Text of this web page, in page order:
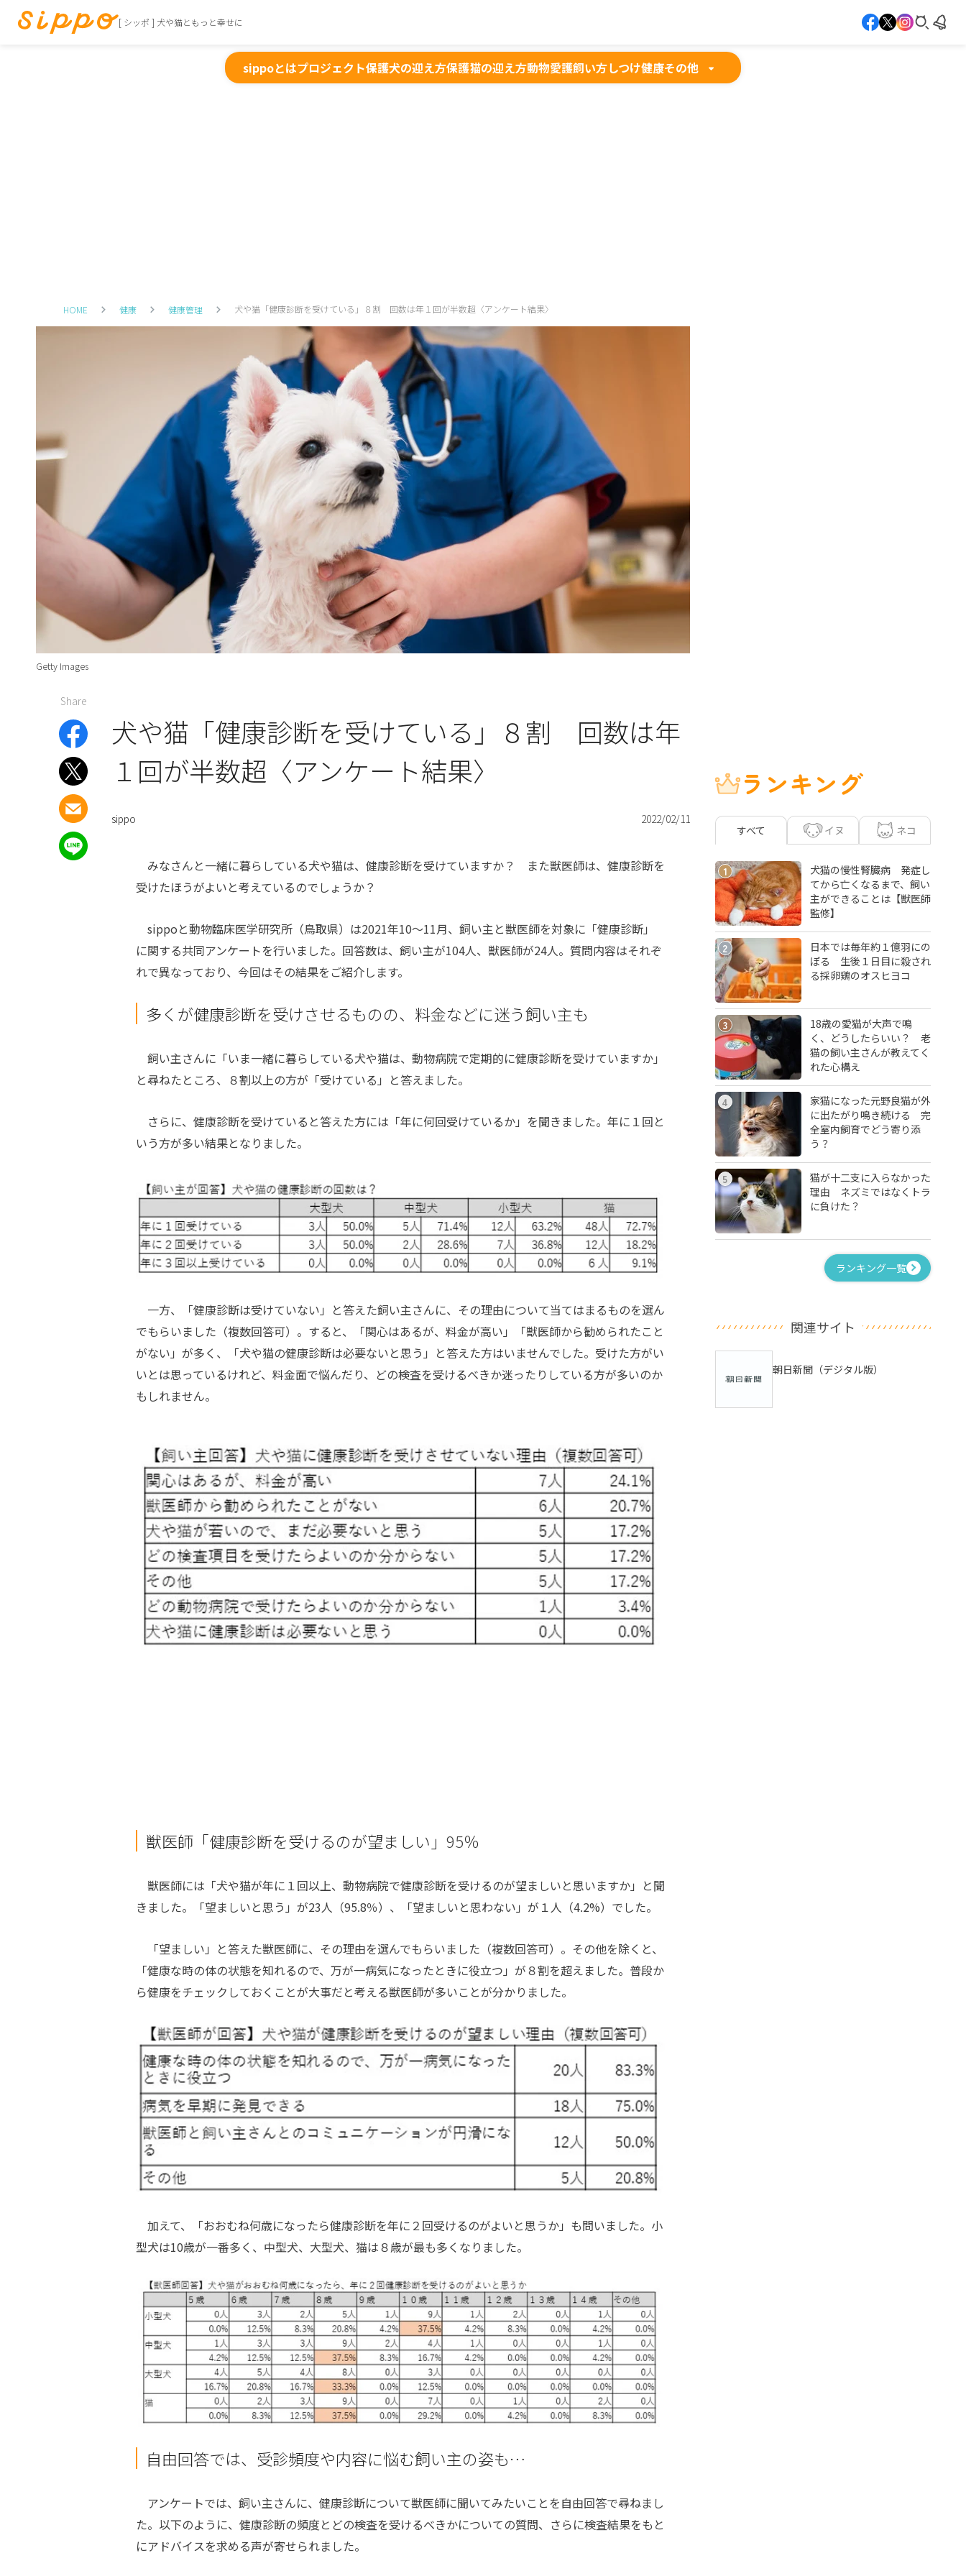
[ シッポ ] 犬や猫ともっと幸せに
sippoとはプロジェクト保護犬の迎え方保護猫の迎え方動物愛護飼い方しつけ健康その他
HOME 健康 健康管理 犬や猫「健康診断を受けている」８割 回数は年１回が半数超〈アンケート結果〉
Getty Images
Share
犬や猫「健康診断を受けている」８割 回数は年
１回が半数超〈アンケート結果〉
sippo 2022/02/11
みなさんと一緒に暮らしている犬や猫は、健康診断を受けていますか？ また獣医師は、健康診断を
受けたほうがよいと考えているのでしょうか？
sippoと動物臨床医学研究所（鳥取県）は2021年10～11月、飼い主と獣医師を対象に「健康診断」
に関する共同アンケートを行いました。回答数は、飼い主が104人、獣医師が24人。質問内容はそれぞ
れで異なっており、今回はその結果をご紹介します。
多くが健康診断を受けさせるものの、料金などに迷う飼い主も
飼い主さんに「いま一緒に暮らしている犬や猫は、動物病院で定期的に健康診断を受けていますか」
と尋ねたところ、８割以上の方が「受けている」と答えました。
さらに、健康診断を受けていると答えた方には「年に何回受けているか」を聞きました。年に１回と
いう方が多い結果となりました。
一方、「健康診断は受けていない」と答えた飼い主さんに、その理由について当てはまるものを選ん
でもらいました（複数回答可）。すると、「関心はあるが、料金が高い」「獣医師から勧められたこと
がない」が多く、「犬や猫の健康診断は必要ないと思う」と答えた方はいませんでした。受けた方がい
いとは思っているけれど、料金面で悩んだり、どの検査を受けるべきか迷ったりしている方が多いのか
もしれません。
獣医師「健康診断を受けるのが望ましい」 95％
獣医師には「犬や猫が年に１回以上、動物病院で健康診断を受けるのが望ましいと思いますか」と聞
きました。「望ましいと思う」が23人（95.8％）、「望ましいと思わない」が１人（4.2%）でした。
「望ましい」と答えた獣医師に、その理由を選んでもらいました（複数回答可）。その他を除くと、
「健康な時の体の状態を知れるので、万が一病気になったときに役立つ」が８割を超えました。普段か
ら健康をチェックしておくことが大事だと考える獣医師が多いことが分かりました。
加えて、「おおむね何歳になったら健康診断を年に２回受けるのがよいと思うか」も問いました。小
型犬は10歳が一番多く、中型犬、大型犬、猫は８歳が最も多くなりました。
自由回答では、受診頻度や内容に悩む飼い主の姿も…
アンケートでは、飼い主さんに、健康診断について獣医師に聞いてみたいことを自由回答で尋ねまし
た。以下のように、健康診断の頻度とどの検査を受けるべきかについての質問、さらに検査結果をもと
にアドバイスを求める声が寄せられました。
ランキング
すべて イヌ ネコ
1
犬猫の慢性腎臓病 発症し
てから亡くなるまで、飼い
主ができることは【獣医師
監修】
2
日本では毎年約１億羽にの
ぼる 生後１日目に殺され
る採卵鶏のオスヒヨコ
3
18歳の愛猫が大声で鳴
く、どうしたらいい？ 老
猫の飼い主さんが教えてく
れた心構え
4
家猫になった元野良猫が外
に出たがり鳴き続ける 完
全室内飼育でどう寄り添
う？
5
猫が十二支に入らなかった
理由 ネズミではなくトラ
に負けた？
ランキング一覧
関連サイト
朝日新聞（デジタル版）